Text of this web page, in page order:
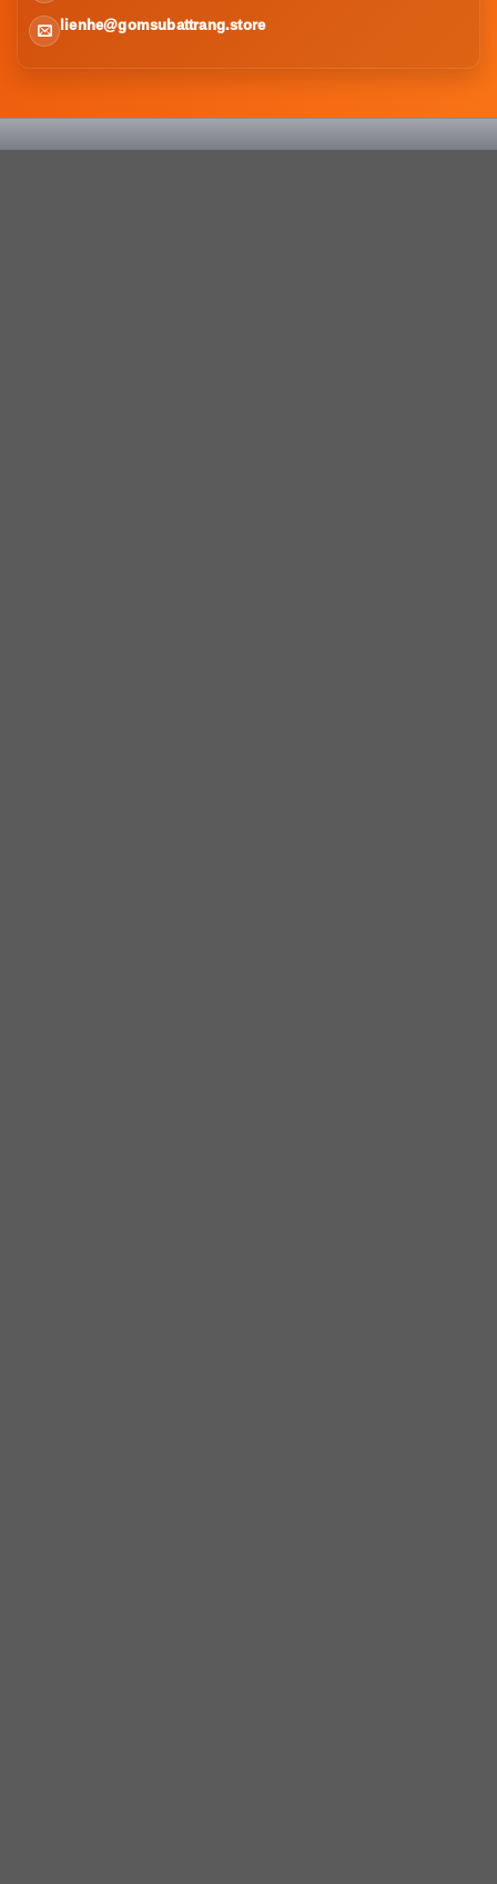
lienhe@gomsubattrang.store